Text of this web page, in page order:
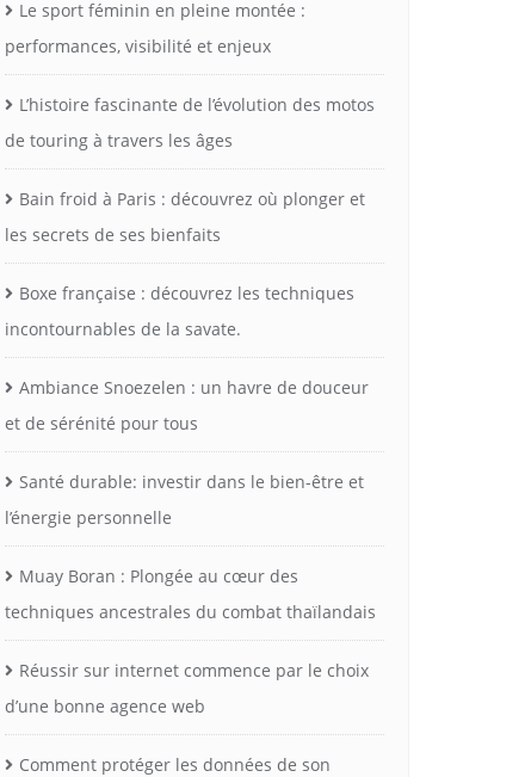
Le sport féminin en pleine montée :
performances, visibilité et enjeux
L’histoire fascinante de l’évolution des motos
de touring à travers les âges
Bain froid à Paris : découvrez où plonger et
les secrets de ses bienfaits
Boxe française : découvrez les techniques
incontournables de la savate.
Ambiance Snoezelen : un havre de douceur
et de sérénité pour tous
Santé durable: investir dans le bien-être et
l’énergie personnelle
Muay Boran : Plongée au cœur des
techniques ancestrales du combat thaïlandais
Réussir sur internet commence par le choix
d’une bonne agence web
Comment protéger les données de son